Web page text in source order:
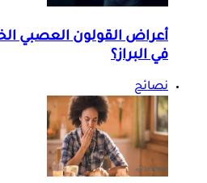
أعراض القولون العصبي
في البراز؟
نصائح